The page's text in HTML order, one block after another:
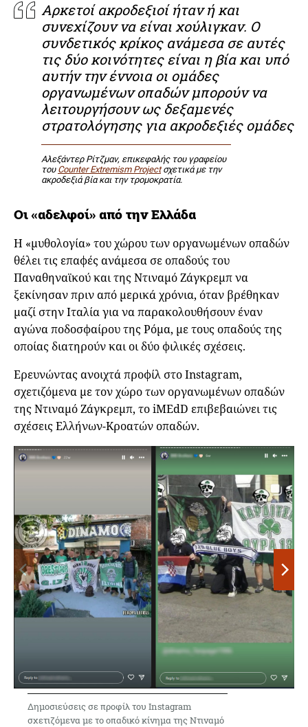
Αρκετοί ακροδεξιοί ήταν ή και
συνεχίζουν να είναι χούλιγκαν. Ο
συνδετικός κρίκος ανάμεσα σε αυτές
τις δύο κοινότητες είναι η βία και υπό
αυτήν την έννοια οι ομάδες
οργανωμένων οπαδών μπορούν να
λειτουργήσουν ως δεξαμενές
στρατολόγησης για ακροδεξιές ομάδες
Αλεξάντερ Ρίτζμαν, επικεφαλής του γραφείου
του Counter Extremism Projectσχετικά με την
ακροδεξιά βία και την τρομοκρατία.
Οι «αδελφοί» από την Ελλάδα
Η «μυθολογία» του χώρου των οργανωμένων οπαδών
θέλει τις επαφές ανάμεσα σε οπαδούς του
Παναθηναϊκού και της Ντιναμό Ζάγκρεμπ να
ξεκίνησαν πριν από μερικά χρόνια, όταν βρέθηκαν
μαζί στην Ιταλία για να παρακολουθήσουν έναν
αγώνα ποδοσφαίρου της Ρόμα, με τους οπαδούς της
οποίας διατηρούν και οι δύο φιλικές σχέσεις.
Ερευνώντας ανοιχτά προφίλ στο Instagram,
σχετιζόμενα με τον χώρο των οργανωμένων οπαδών
της Ντιναμό Ζάγκρεμπ, το iMEdD επιβεβαιώνει τις
σχέσεις Ελλήνων-Κροατών οπαδών.
Δημοσιεύσεις σε προφίλ του Instagram
σχετιζόμενα με το οπαδικό κίνημα της Ντιναμό